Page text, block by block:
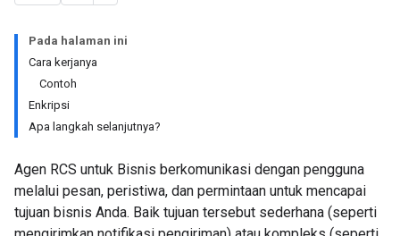
Pada halaman ini
Cara kerjanya
Contoh
Enkripsi
Apa langkah selanjutnya?
Agen RCS untuk Bisnis berkomunikasi dengan pengguna
melalui pesan, peristiwa, dan permintaan untuk mencapai
tujuan bisnis Anda. Baik tujuan tersebut sederhana (seperti